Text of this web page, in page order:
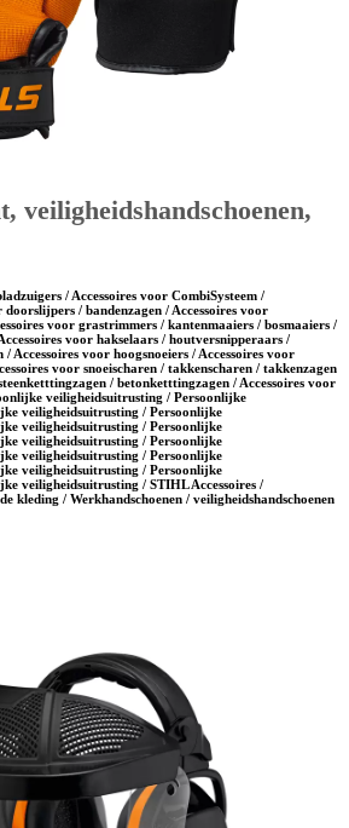
veiligheidshandschoenen,
/ Accessoires voor CombiSysteem /
doorslijpers / bandenzagen / Accessoires voor
voor grastrimmers / kantenmaaiers / bosmaaiers /
voor hakselaars / houtversnipperaars /
/ Accessoires voor hoogsnoeiers / Accessoires voor
voor snoeischaren / takkenscharen / takkenzagen
steenketttingzagen / betonketttingzagen / Accessoires voor
veiligheidsuitrusting / Persoonlijke
veiligheidsuitrusting / Persoonlijke
veiligheidsuitrusting / Persoonlijke
veiligheidsuitrusting / Persoonlijke
veiligheidsuitrusting / Persoonlijke
veiligheidsuitrusting / Persoonlijke
veiligheidsuitrusting / STIHL Accessoires /
kleding / Werkhandschoenen / veiligheidshandschoenen